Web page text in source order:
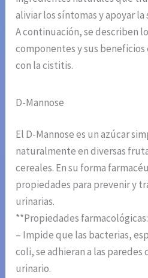
aliviar los síntomas y apoyar
A continuación, se describen
componentes y sus
con la cistitis.
D-Mannose
El D-Mannose es un azúcar
naturalmente en diversas
cereales. En su forma
propiedades para prevenir y
urinarias.
**Propiedades
– Impide que las bacterias,
coli, se adhieran a las paredes
urinario.